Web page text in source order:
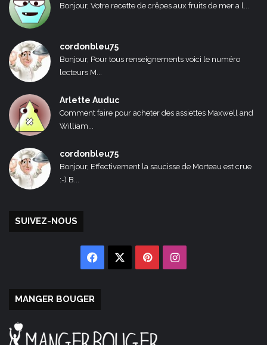
Bonjour, Votre recette de crêpes aux fruits de mer a l...
cordonbleu75
Bonjour, Pour tous renseignements voici le numéro
lecteurs M...
Arlette Auduc
Comment faire pour acheter des assiettes Maxwell and
William...
cordonbleu75
Bonjour, Effectivement la saucisse de Morteau est crue
:-) B...
SUIVEZ-NOUS
Facebook PinterestInstagram
MANGER BOUGER